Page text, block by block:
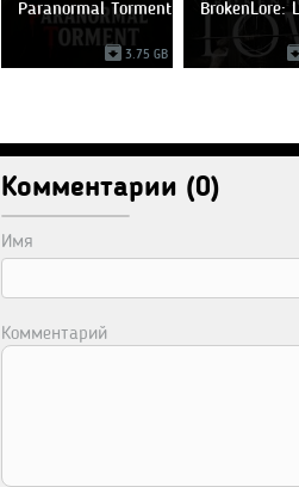
Paranormal Torment
3.75 GB
BrokenLore:
Комментарии (0)
Имя
Комментарий